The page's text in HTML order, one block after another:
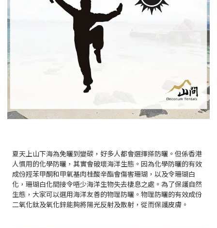
夏天上山下海為免曬到變碳，好多人都會選擇搽防曬。但係香港
人慣用的化學防曬，其實會破壞海洋生態。因為化學防曬的有效
成份羥苯甲酮和甲氧基肉桂酸辛酯會傷害珊瑚，以及令珊瑚白
化，珊瑚白化間接令唔少海洋生物失去棲息之處。為了保護自然
生態，大家可以選用海洋友善的物理防曬。物理防曬的有效成份
二氧化鈦及氧化鋅能夠將陽光反射及散射，從而保護皮膚。